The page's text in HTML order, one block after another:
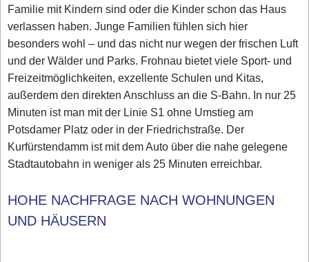
Familie mit Kindern sind oder die Kinder schon das Haus
verlassen haben. Junge Familien fühlen sich hier
besonders wohl – und das nicht nur wegen der frischen Luft
und der Wälder und Parks. Frohnau bietet viele Sport- und
Freizeitmöglichkeiten, exzellente Schulen und Kitas,
außerdem den direkten Anschluss an die S-Bahn. In nur 25
Minuten ist man mit der Linie S1 ohne Umstieg am
Potsdamer Platz oder in der Friedrichstraße. Der
Kurfürstendamm ist mit dem Auto über die nahe gelegene
Stadtautobahn in weniger als 25 Minuten erreichbar.
HOHE NACHFRAGE NACH WOHNUNGEN
UND HÄUSERN